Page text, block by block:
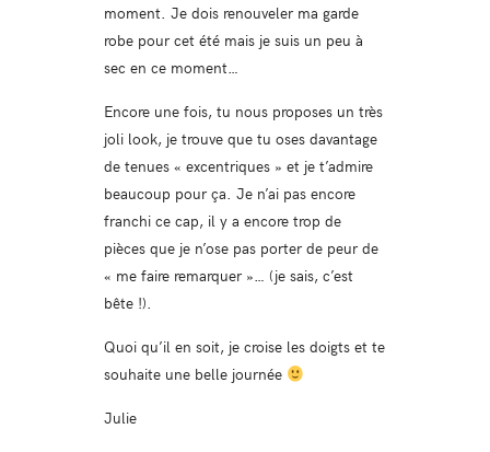
moment. Je dois renouveler ma garde
robe pour cet été mais je suis un peu à
sec en ce moment…
Encore une fois, tu nous proposes un très
joli look, je trouve que tu oses davantage
de tenues « excentriques » et je t’admire
beaucoup pour ça. Je n’ai pas encore
franchi ce cap, il y a encore trop de
pièces que je n’ose pas porter de peur de
« me faire remarquer »… (je sais, c’est
bête !).
Quoi qu’il en soit, je croise les doigts et te
souhaite une belle journée
Julie